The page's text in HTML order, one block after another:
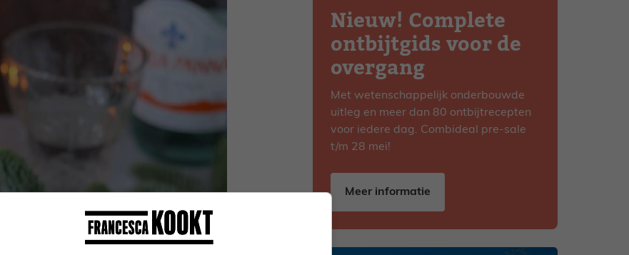
Nieuw! Complete
ontbijtgids voor de
overgang
Met wetenschappelijk onderbouwde
uitleg en meer dan 80 ontbijtrecepten
voor iedere dag. Combideal pre-sale
t/m 28 mei!
Meer informatie